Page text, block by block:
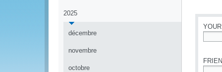
2025
décembre
novembre
octobre